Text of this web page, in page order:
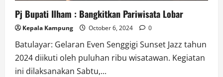
Pj Bupati Ilham : Bangkitkan Pariwisata Lobar
Kepala Kampung October 6, 2024 0
Batulayar: Gelaran Even Senggigi Sunset Jazz tahun
2024 diikuti oleh puluhan ribu wisatawan. Kegiatan
ini dilaksanakan Sabtu,...